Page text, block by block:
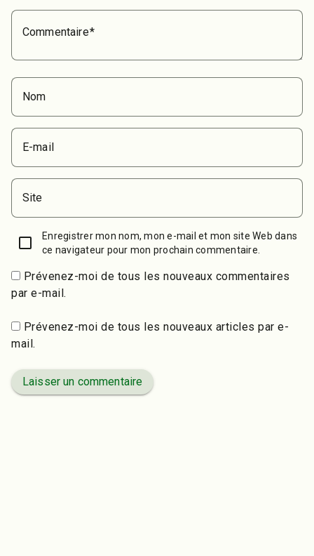
Commentaire
Nom
E-mail
Site
Enregistrer mon nom, mon e-mail et mon site Web dans
ce navigateur pour mon prochain commentaire.
Prévenez-moi de tous les nouveaux commentaires
par e-mail.
Prévenez-moi de tous les nouveaux articles par e-
mail.
Laisser un commentaire